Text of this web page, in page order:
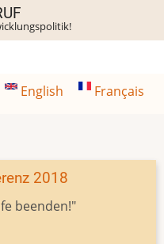
English Français
2018
beenden!"